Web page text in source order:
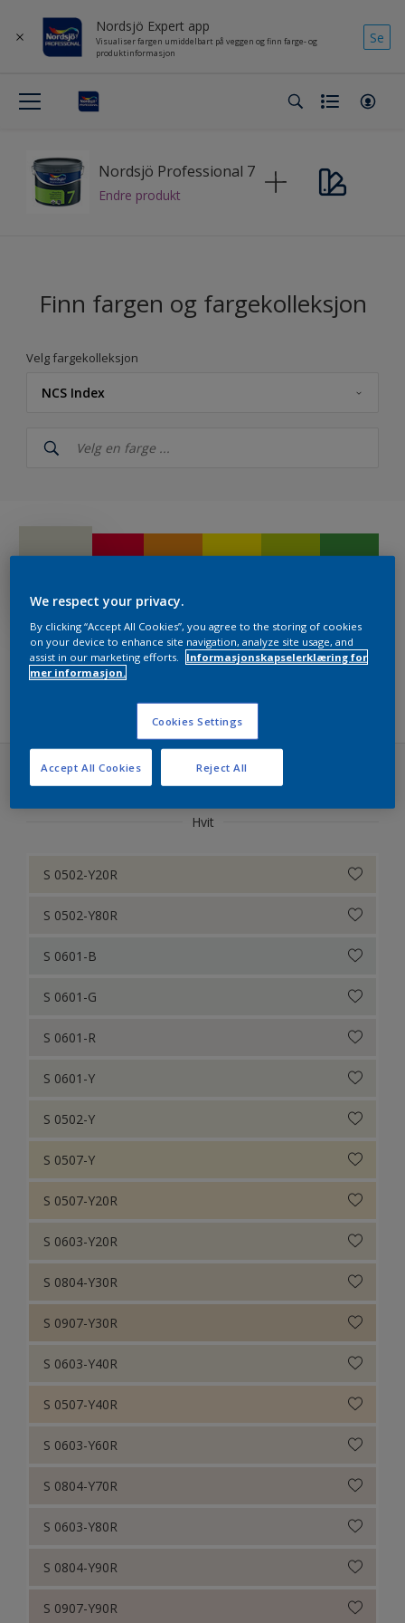
Nordsjö Expert app
Visualiser fargen umiddelbart på veggen og finn farge- og
produktinformasjon
Se
Nordsjö Professional 7
Endre produkt
Finn fargen og fargekolleksjon
Velg fargekolleksjon
NCS Index
Nordsjö
Nordsjö True Joy™ – Årets farge 2025
Ferdigblandet farger
Colour Futures 2023
Bright Skies™ - Nordsjö Colour of the Year 2022
Colour Futures 20
Colour Futures 18
Colour Futures 21
NCS Index (48 farger)
Hvit
S 0502-Y20R
S 0502-Y80R
S 0601-B
S 0601-G
S 0601-R
S 0601-Y
S 0502-Y
S 0507-Y
S 0507-Y20R
S 0603-Y20R
S 0804-Y30R
S 0907-Y30R
S 0603-Y40R
S 0507-Y40R
S 0603-Y60R
S 0804-Y70R
S 0603-Y80R
S 0804-Y90R
S 0907-Y90R
We respect your privacy.
By clicking “Accept All Cookies”, you agree to the storing of cookies
on your device to enhance site navigation, analyze site usage, and
assist in our marketing efforts.
Informasjonskapselerklæring for
mer informasjon.
Cookies Settings
Reject All
Accept All Cookies